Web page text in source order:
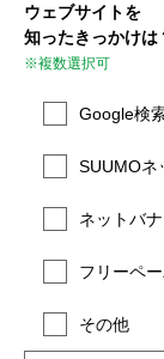
ウェブサイトを
知ったきっかけは
※複数選択可
Google検
SUUMOネ
ネットバ
フリーペ
その他